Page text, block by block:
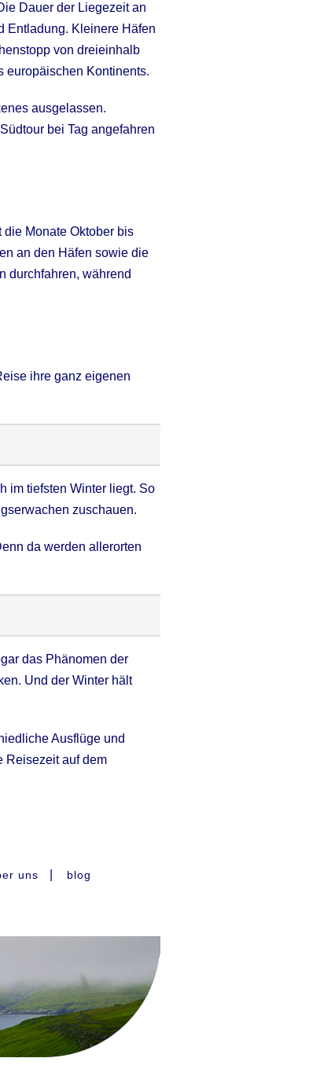
Dauer der Liegezeit an
Entladung. Kleinere Häfen
von dreieinhalb
europäischen Kontinents.
ausgelassen.
bei Tag angefahren
die Monate Oktober bis
an den Häfen sowie die
durchfahren, während
ihre ganz eigenen
im tiefsten Winter liegt. So
zuschauen.
da werden allerorten
das Phänomen der
Und der Winter hält
Ausflüge und
Reisezeit auf dem
uns blog